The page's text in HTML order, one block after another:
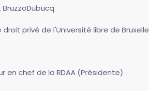
privé de l'Université libre de
en chef de la RDAA (Présidente)